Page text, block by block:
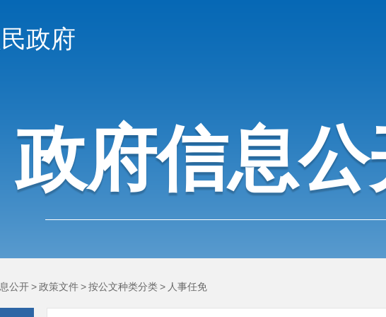
政府
政府信息公
公开>政策文件>按公文种类分类> 人事任免